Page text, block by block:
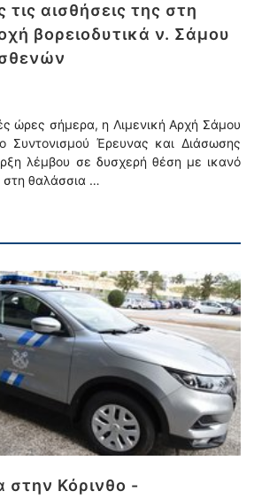
τις αισθήσεις της στη
βορειοδυτικά ν. Σάμου
ώρες σήμερα, η Λιμενική Αρχή Σάμου
Συντονισμού Έρευνας και Διάσωσης
λέμβου σε δυσχερή θέση με ικανό
στη θαλάσσια …
στην Κόρινθο -